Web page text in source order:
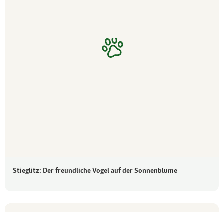
Stieglitz: Der freundliche Vogel auf der Sonnenblume